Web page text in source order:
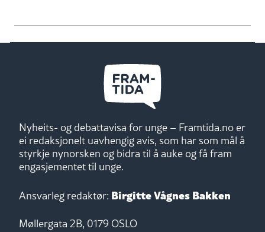
Nyheits- og debattavisa for unge – Framtida.no er
ei redaksjonelt uavhengig avis, som har som mål å
styrkje nynorsken og bidra til å auke og få fram
engasjementet til unge.
Ansvarleg redaktør: Birgitte Vågnes Bakken
Møllergata 2B, 0179 OSLO